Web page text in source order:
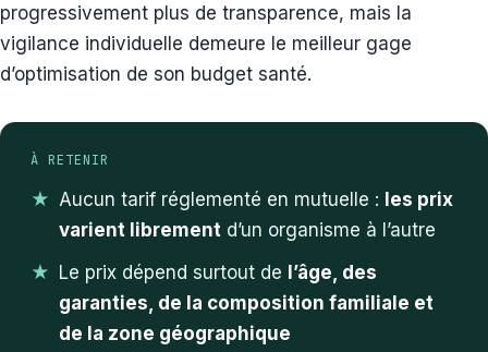
progressivement plus de transparence, mais la
vigilance individuelle demeure le meilleur gage
d’optimisation de son budget santé.
À RETENIR
Aucun tarif réglementé en mutuelle : les prix
varient librement d’un organisme à l’autre
Le prix dépend surtout de l’âge, des
garanties, de la composition familiale et
de la zone géographique